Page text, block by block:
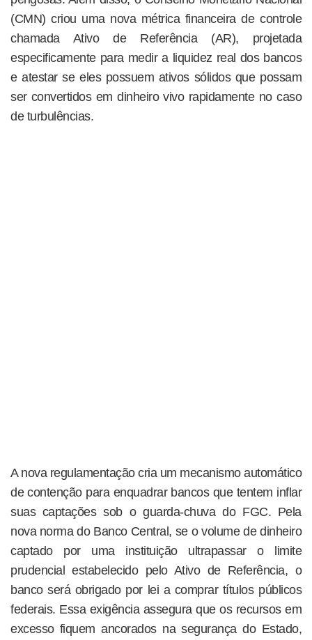
(CMN) criou uma nova métrica financeira de controle
chamada Ativo de Referência (AR), projetada
especificamente para medir a liquidez real dos bancos
e atestar se eles possuem ativos sólidos que possam
ser convertidos em dinheiro vivo rapidamente no caso
de turbulências.
A nova regulamentação cria um mecanismo automático
de contenção para enquadrar bancos que tentem inflar
suas captações sob o guarda-chuva do FGC. Pela
nova norma do Banco Central, se o volume de dinheiro
captado por uma instituição ultrapassar o limite
prudencial estabelecido pelo Ativo de Referência, o
banco será obrigado por lei a comprar títulos públicos
federais. Essa exigência assegura que os recursos em
excesso fiquem ancorados na segurança do Estado,